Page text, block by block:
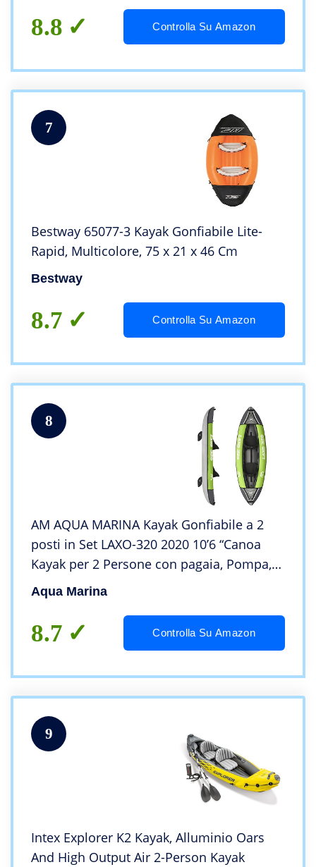
8.8 Controlla Su Amazon
7
Bestway 65077-3 Kayak Gonfiabile Lite-
Rapid, Multicolore, ‎75 x 21 x 46 Cm
Bestway
8.7 Controlla Su Amazon
8
AM AQUA MARINA Kayak Gonfiabile a 2
posti in Set LAXO-320 2020 10’6 “Canoa
Kayak per 2 Persone con pagaia, Pompa,
Borsa 320 x 95 cm Verde/Nero
Aqua Marina
8.7 Controlla Su Amazon
9
Intex Explorer K2 Kayak, Alluminio Oars
And High Output Air 2-Person Kayak